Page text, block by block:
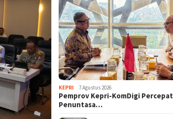
KEPRI 7 Agustus 2026
Pemprov Kepri-KomDigi Percepat
Penuntasa…